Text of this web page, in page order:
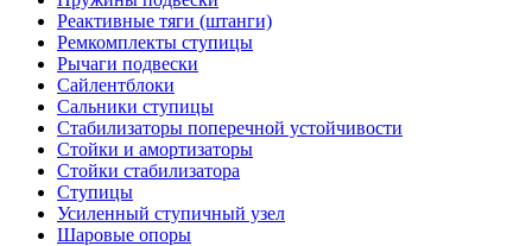
Реактивные тяги (штанги)
Ремкомплекты ступицы
Рычаги подвески
Сайлентблоки
Сальники ступицы
Стабилизаторы поперечной устойчивости
Стойки и амортизаторы
Стойки стабилизатора
Ступицы
Усиленный ступичный узел
Шаровые опоры